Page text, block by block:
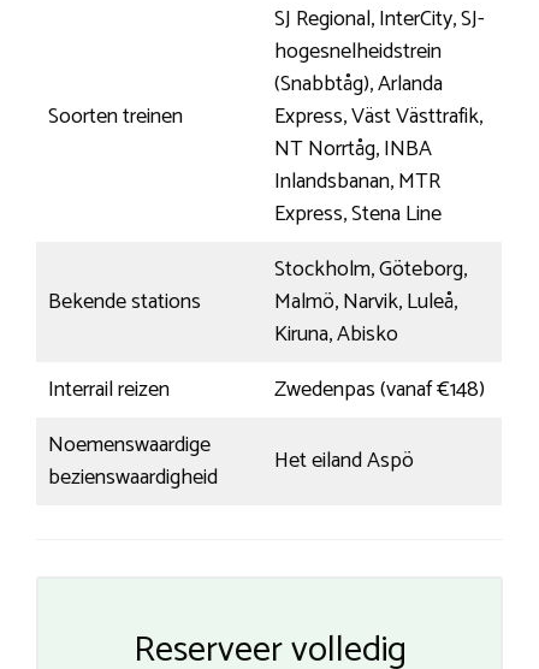
Soorten treinen
SJ Regional, InterCity, SJ-
hogesnelheidstrein
(Snabbtåg), Arlanda
Express, Väst Västtrafik,
NT Norrtåg, INBA
Inlandsbanan, MTR
Express, Stena Line
Bekende stations
Stockholm, Göteborg,
Malmö, Narvik, Luleå,
Kiruna, Abisko
Interrail reizen
Zwedenpas (vanaf €148)
Noemenswaardige
bezienswaardigheid
Het eiland Aspö
Reserveer volledig